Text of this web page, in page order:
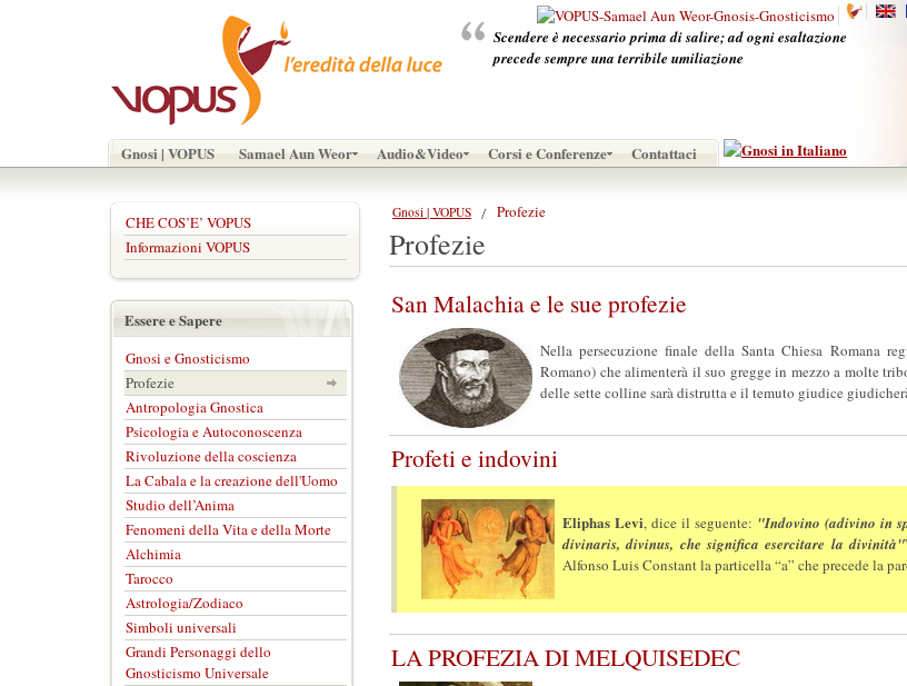
Scendere è necessario prima di salire; ad ogni esaltazione
precede sempre una terribile umiliazione
Gnosi | VOPUS Samael Aun Weor Audio&Video Corsi e Conferenze Contattaci
Gnosi | VOPUS Profezie
Profezie
San Malachia e le sue profezie
Nella persecuzione finale della Santa Chiesa Romana
Romano) che alimenterà il suo gregge in mezzo a molte
delle sette colline sarà distrutta e il temuto giudice
Profeti e indovini
Eliphas Levi, dice il seguente: "Indovino (adivino in
divinaris, divinus, che significa esercitare la divinità"
Alfonso Luis Constant la particella “a” che precede la
LA PROFEZIA DI MELQUISEDEC
CHE COS’E’ VOPUS
Informazioni VOPUS
Essere e Sapere
Gnosi e Gnosticismo
Profezie
Antropologia Gnostica
Psicologia e Autoconoscenza
Rivoluzione della coscienza
La Cabala e la creazione dell'Uomo
Studio dell’Anima
Fenomeni della Vita e della Morte
Alchimia
Tarocco
Astrologia/Zodiaco
Simboli universali
Grandi Personaggi dello
Gnosticismo Universale